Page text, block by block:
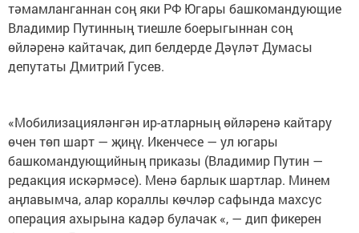
тәмамланганнан соң яки РФ Югары башкомандующие
Владимир Путинның тиешле боерыгыннан соң
өйләренә кайтачак, дип белдерде Дәүләт Думасы
депутаты Дмитрий Гусев.
«Мобилизацияләнгән ир-атларның өйләренә кайтару
өчен төп шарт — җиңү. Икенчесе — ул югары
башкомандующийның приказы (Владимир Путин —
редакция искәрмәсе). Менә барлык шартлар. Минем
аңлавымча, алар кораллы көчләр сафында махсус
операция ахырына кадәр булачак «, — дип фикерен